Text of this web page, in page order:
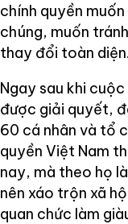
chính quyền
chúng, muốn
thay đổi toàn diện.
Ngay sau khi
được giải quyết,
60 cá nhân và tổ
quyền Việt Nam
nay, mà theo họ
nên xáo trộn xã
quan chức làm